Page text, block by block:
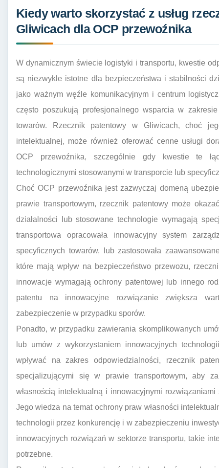
Kiedy warto skorzystać z usług
Gliwicach dla OCP przewoźnika
W dynamicznym świecie logistyki i transportu, kwestie
są niezwykle istotne dla bezpieczeństwa i stabilności
jako ważnym węźle komunikacyjnym i centrum
często poszukują profesjonalnego wsparcia w
towarów. Rzecznik patentowy w Gliwicach, choć
intelektualnej, może również oferować cenne usługi
OCP przewoźnika, szczególnie gdy kwestie te
technologicznymi stosowanymi w transporcie lub
Choć OCP przewoźnika jest zazwyczaj domeną
prawie transportowym, rzecznik patentowy może
działalności lub stosowane technologie wymagają
transportowa opracowała innowacyjny system
specyficznych towarów, lub zastosowała
które mają wpływ na bezpieczeństwo przewozu,
innowacje wymagają ochrony patentowej lub innego
patentu na innowacyjne rozwiązanie zwiększa
zabezpieczenie w przypadku sporów.
Ponadto, w przypadku zawierania skomplikowanych
lub umów z wykorzystaniem innowacyjnych
wpływać na zakres odpowiedzialności, rzecznik
specjalizującymi się w prawie transportowym, aby
własnością intelektualną i innowacyjnymi
Jego wiedza na temat ochrony praw własności
technologii przez konkurencję i w zabezpieczeniu
innowacyjnych rozwiązań w sektorze transportu, takie
potrzebne.